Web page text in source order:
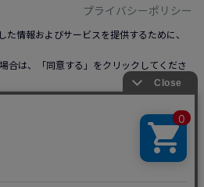
記
ー
プライバシーポリシー
情報およびサービスを提供するために、
合は、「同意する」をクリックしてくださ
ポリシーリンクまたは「Cookieについて」
。